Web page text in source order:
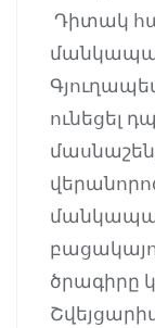
Դիտակ
ունեցել
ծրագիրը